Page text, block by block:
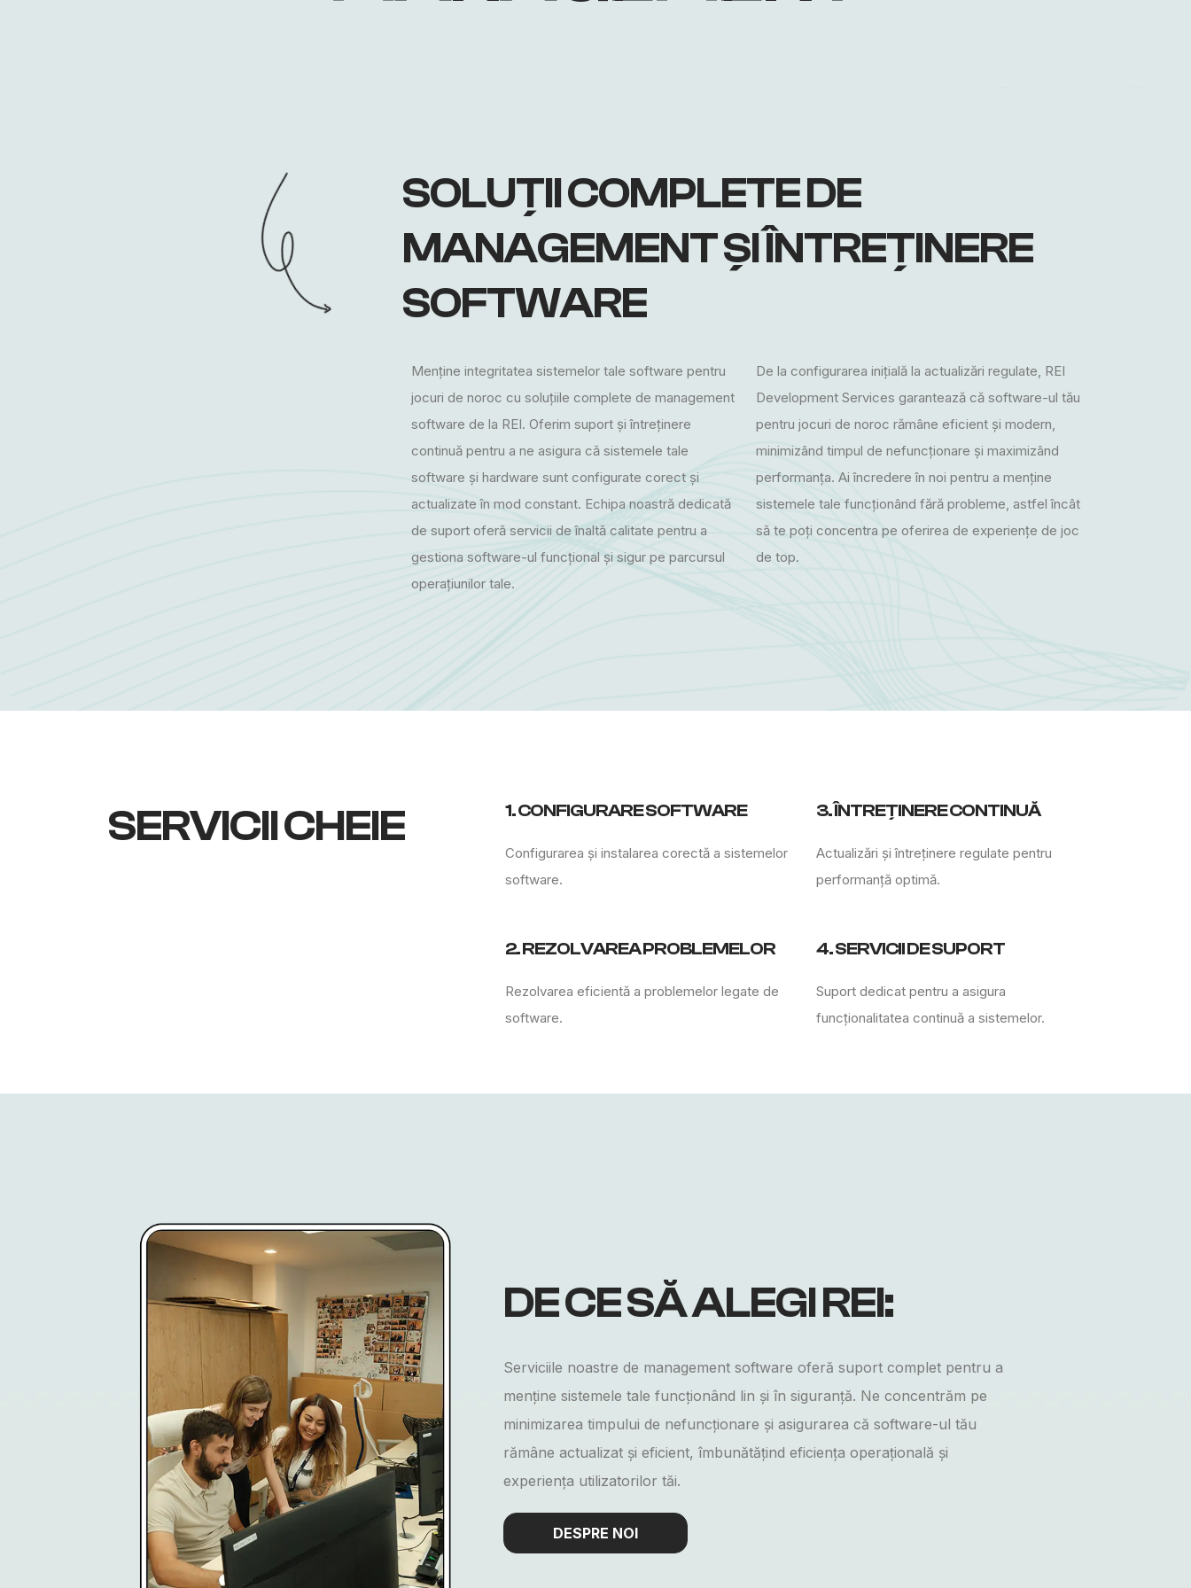
SOLUȚII COMPLETE DE
MANAGEMENT ȘI ÎNTREȚINERE
SOFTWARE
Menține integritatea sistemelor tale software pentru
jocuri de noroc cu soluțiile complete de management
software de la REI. Oferim suport și întreținere
continuă pentru a ne asigura că sistemele tale
software și hardware sunt configurate corect și
actualizate în mod constant. Echipa noastră dedicată
de suport oferă servicii de înaltă calitate pentru a
gestiona software-ul funcțional și sigur pe parcursul
operațiunilor tale.
De la configurarea inițială la actualizări regulate, REI
Development Services garantează că software-ul tău
pentru jocuri de noroc rămâne eficient și modern,
minimizând timpul de nefuncționare și maximizând
performanța. Ai încredere în noi pentru a menține
sistemele tale funcționând fără probleme, astfel încât
să te poți concentra pe oferirea de experiențe de joc
de top.
SERVICII CHEIE 1. CONFIGURARE SOFTWARE
Configurarea și instalarea corectă a sistemelor
software.
2. REZOLVAREA PROBLEMELOR
Rezolvarea eficientă a problemelor legate de
software.
3. ÎNTREȚINERE CONTINUĂ
Actualizări și întreținere regulate pentru
performanță optimă.
4. SERVICII DE SUPORT
Suport dedicat pentru a asigura
funcționalitatea continuă a sistemelor.
DE CESĂ ALEGIREI:
Serviciile noastre de management software oferă suport complet pentru a
menține sistemele tale funcționând lin și în siguranță. Ne concentrăm pe
minimizarea timpului de nefuncționare și asigurarea că software-ul tău
rămâne actualizat și eficient, îmbunătățind eficiența operațională și
experiența utilizatorilor tăi.
DESPRE NOI